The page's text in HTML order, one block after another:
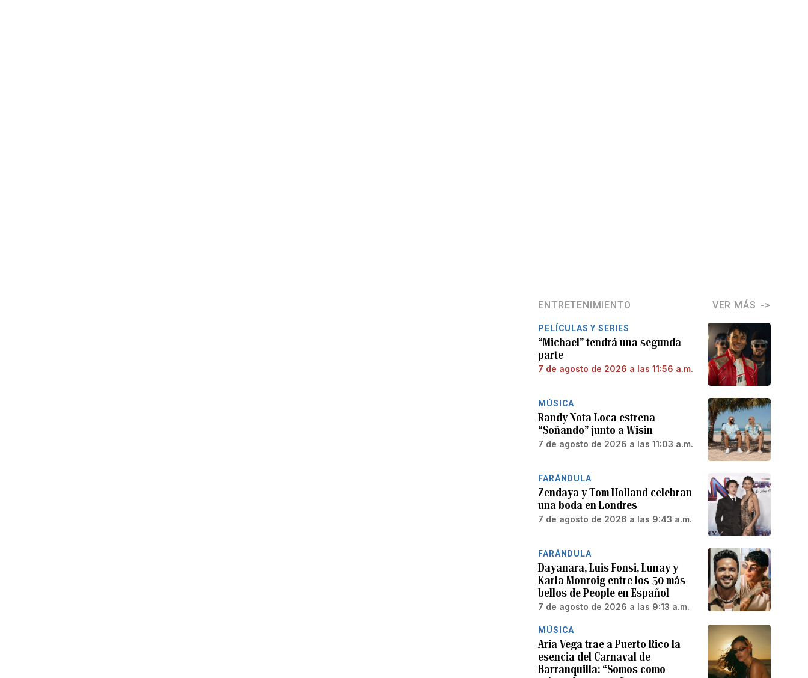
ENTRETENIMIENTO VER MÁS
PELÍCULAS Y SERIES
“Michael” tendrá una segunda
parte
7 de agosto de 2026 a las 11:56 a.m.
MÚSICA
Randy Nota Loca estrena
“Soñando” junto a Wisin
7 de agosto de 2026 a las 11:03 a.m.
FARÁNDULA
Zendaya y Tom Holland celebran
una boda en Londres
7 de agosto de 2026 a las 9:43 a.m.
FARÁNDULA
Dayanara, Luis Fonsi, Lunay y
Karla Monroig entre los 50 más
bellos de People en Español
7 de agosto de 2026 a las 9:13 a.m.
MÚSICA
Aria Vega trae a Puerto Rico la
esencia del Carnaval de
Barranquilla: “Somos como